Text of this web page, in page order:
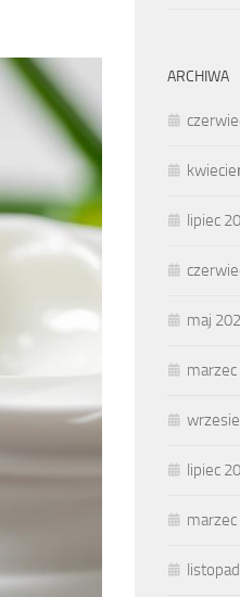
ARCHIWA
lipiec
maj
lipiec